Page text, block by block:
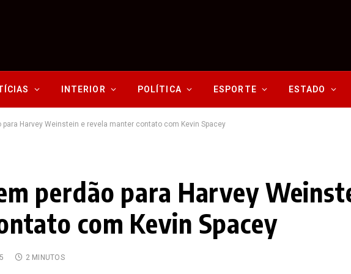
INTERIOR POLÍTICA ESPORTE ESTADO
Harvey Weinstein e revela manter contato com Kevin Spacey
perdão para Harvey
com Kevin Spacey
2 MINUTOS